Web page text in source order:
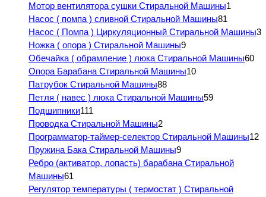
Мотор вентилятора сушки Стиральной Машины1
Насос ( помпа ) сливной Стиральной Машины81
Насос ( Помпа ) Циркуляционный Стиральной Машины3
Ножка ( опора ) Стиральной Машины9
Обечайка ( обрамление ) люка Стиральной Машины60
Опора Барабана Стиральной Машины10
Патрубок Стиральной Машины88
Петля ( навес ) люка Стиральной Машины59
Подшипники111
Проводка Стиральной Машины2
Программатор-таймер-селектор Стиральной Машины12
Пружина Бака Стиральной Машины9
Ребро (активатор, лопасть) барабана Стиральной
Машины61
Регулятор температуры ( термостат ) Стиральной